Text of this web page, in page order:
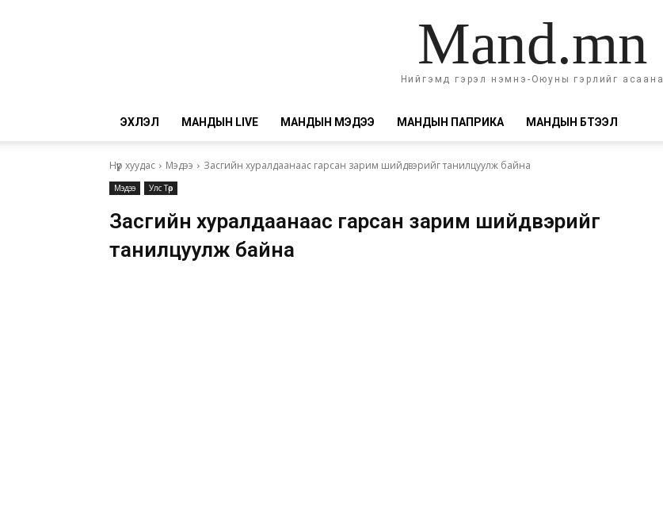
Mand.mn
Нийгэмд гэрэл нэмнэ-Оюуны гэрлийг асаана
ЭХЛЭЛ МАНДЫН LIVE МАНДЫН МЭДЭЭ МАНДЫН ПАПРИКА МАНДЫН БҮТЭЭЛ
Нүүр хуудас Мэдээ Засгийн хуралдаанаас гарсан зарим шийдвэрийг танилцуулж байна
Мэдээ Улс Төр
Засгийн хуралдаанаас гарсан зарим шийдвэрийг
танилцуулж байна